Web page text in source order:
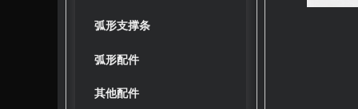
弧形支撑条
弧形配件
其他配件